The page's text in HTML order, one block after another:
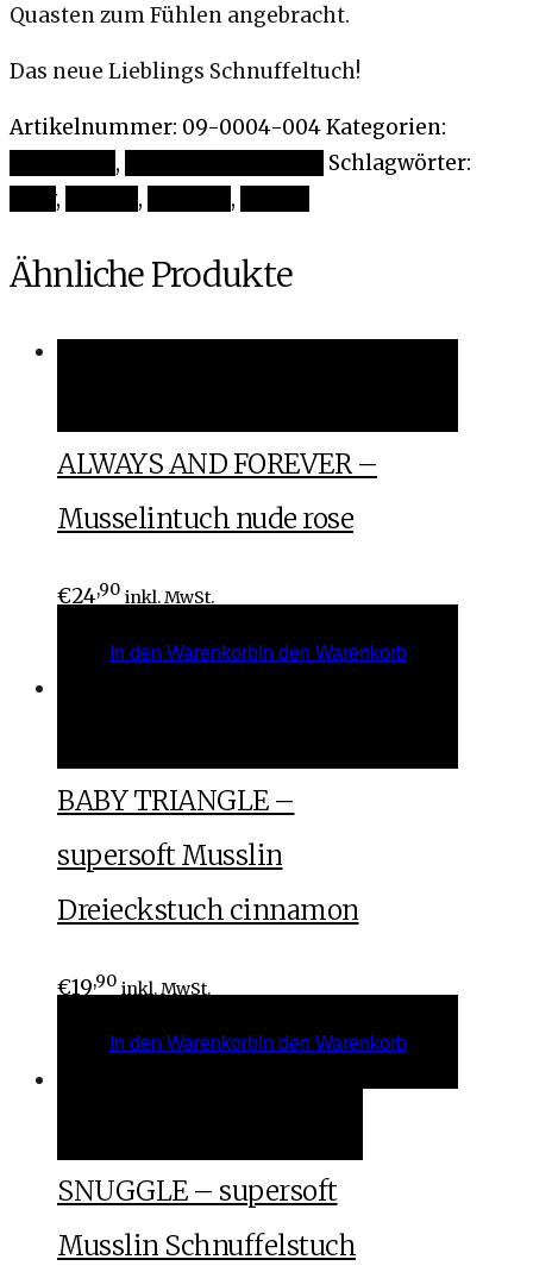
Quasten zum Fühlen angebracht.
Das neue Lieblings Schnuffeltuch!
Artikelnummer: 09-0004-004Kategorien:
,
Schlagwörter:
, , ,
Ähnliche Produkte
ALWAYS AND FOREVER –
Musselintuch nude rose
€24,90 inkl. MwSt.
In den WarenkorbIn den Warenkorb
BABY TRIANGLE –
supersoft Musslin
Dreieckstuch cinnamon
€19,90 inkl. MwSt.
In den WarenkorbIn den Warenkorb
SNUGGLE – supersoft
Musslin Schnuffelstuch